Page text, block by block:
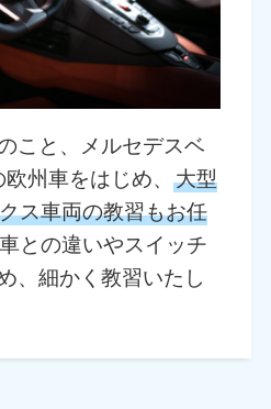
こと、メルセデスベ
州車をはじめ、大型
ス車両の教習もお任
との違いやスイッチ
、細かく教習いたし